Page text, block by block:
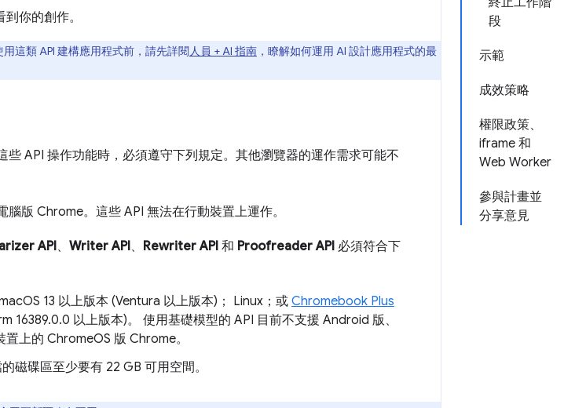
段
示範
成效策略
權限政策、
iframe 和
Web Worker
參與計畫並
分享意見
你的創作。
這類 API 建構應用程式前，請先詳閱人員 + AI 指南 ，瞭解如何運用 AI 設計應用程式的最
些 API 操作功能時，必須遵守下列規定。其他瀏覽器的運作需求可能不
腦版 Chrome。這些 API 無法在行動裝置上運作。
API、 Writer API、 Rewriter API 和 Proofreader API 必須符合下
13 以上版本 (Ventura 以上版本)； Linux；或 Chromebook Plus
16389.0.0 以上版本)。 使用基礎模型的 API 目前不支援 Android 版、
上的 ChromeOS 版 Chrome。
磁碟區至少要有 22 GB 可用空間。